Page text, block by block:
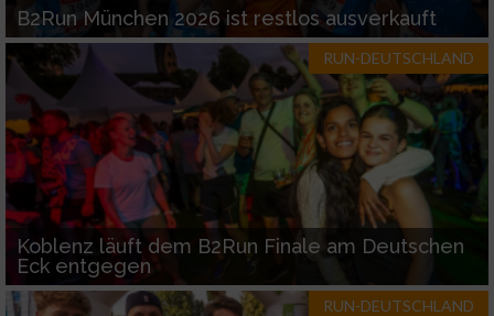
B2Run München 2026 ist restlos ausverkauft
RUN-DEUTSCHLAND
Koblenz läuft dem B2Run Finale am Deutschen
Eck entgegen
RUN-DEUTSCHLAND